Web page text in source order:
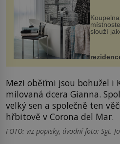
slouží
ručníky,
mohou
proutku...
Mezi oběťmi jsou bohužel i
milovaná dcera Gianna.
velký sen a společně ten
hřbitově v Corona del Mar.
FOTO: viz popisky, úvodní foto: Sgt.